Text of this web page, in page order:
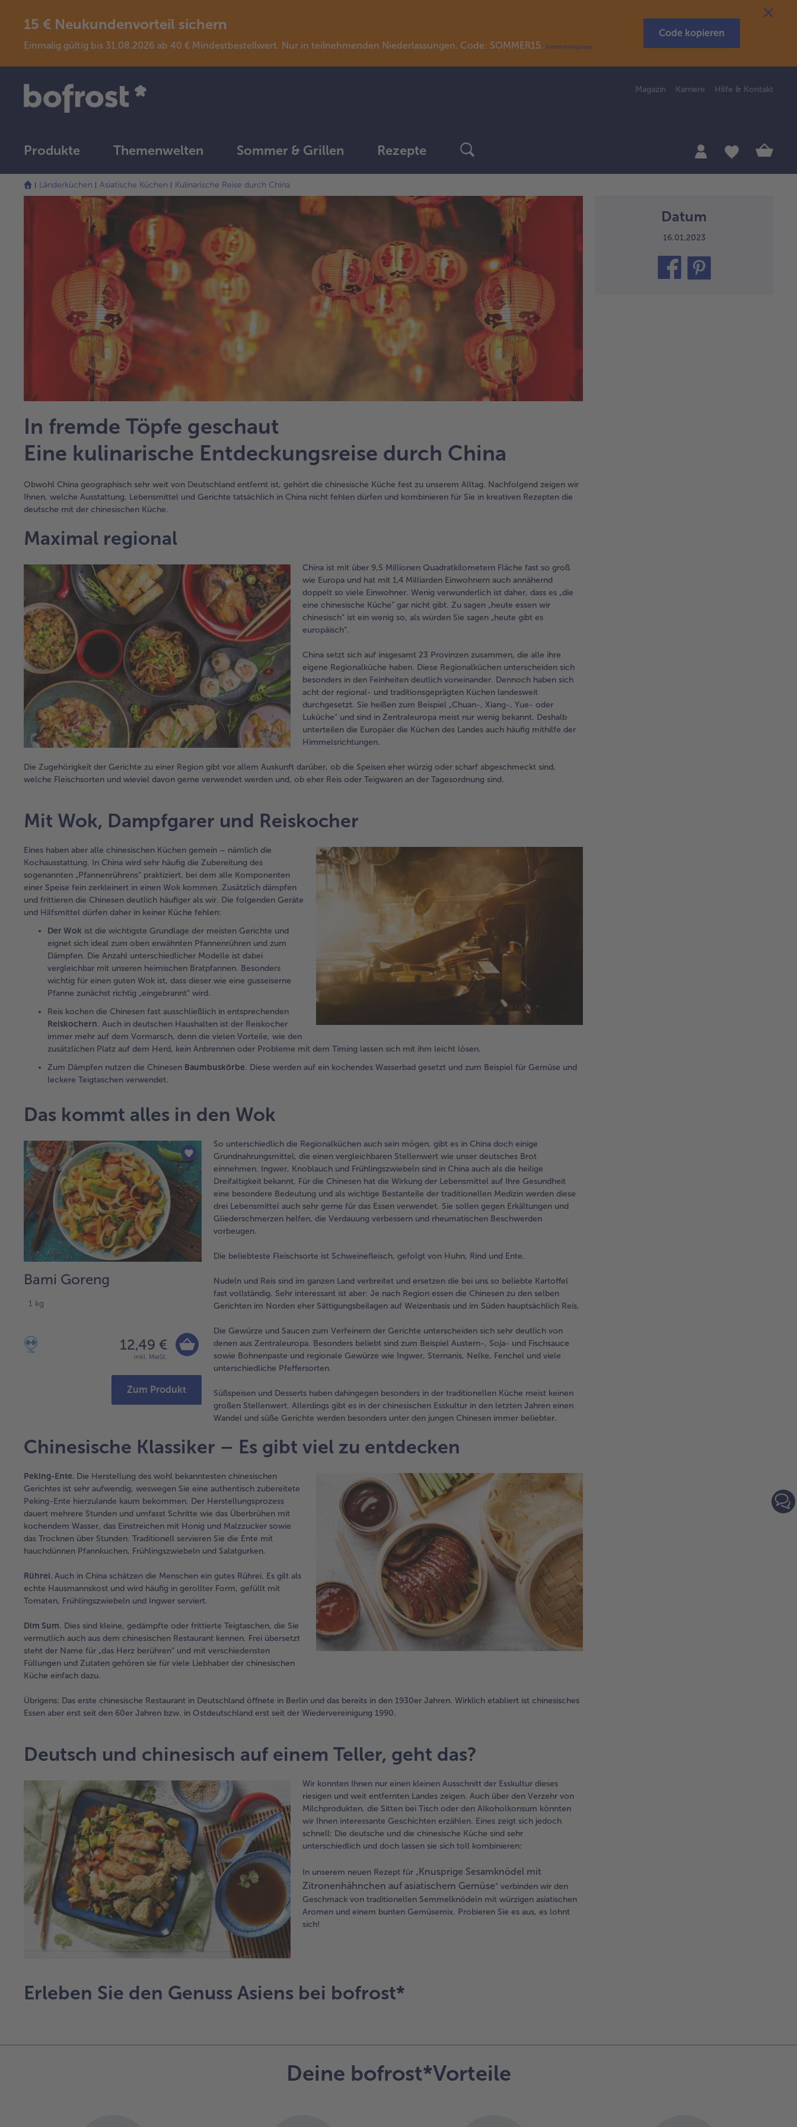
15 € Neukundenvorteil sichern
Einmalig gültig bis 31.08.2026 ab 40 € Mindestbestellwert. Nur in teilnehmenden Niederlassungen. Code: SOMMER15. Weitere Bedingungen
Code kopieren
Magazin Karriere Hilfe & Kontakt
Produkte Themenwelten Sommer & Grillen Rezepte
Länderküchen Asiatische Küchen Kulinarische Reise durch China
In fremde Töpfe geschaut
Eine kulinarische Entdeckungsreise durch China
Obwohl China geographisch sehr weit von Deutschland entfernt ist, gehört die chinesische Küche fest zu unserem Alltag. Nachfolgend zeigen wir
Ihnen, welche Ausstattung, Lebensmittel und Gerichte tatsächlich in China nicht fehlen dürfen und kombinieren für Sie in kreativen Rezepten die
deutsche mit der chinesischen Küche.
Maximal regional
China ist mit über 9,5 Millionen Quadratkilometern Fläche fast so groß
wie Europa und hat mit 1,4 Milliarden Einwohnern auch annähernd
doppelt so viele Einwohner. Wenig verwunderlich ist daher, dass es „die
eine chinesische Küche“ gar nicht gibt. Zu sagen „heute essen wir
chinesisch“ ist ein wenig so, als würden Sie sagen „heute gibt es
europäisch“.
China setzt sich auf insgesamt 23 Provinzen zusammen, die alle ihre
eigene Regionalküche haben. Diese Regionalküchen unterscheiden sich
besonders in den Feinheiten deutlich voneinander. Dennoch haben sich
acht der regional- und traditionsgeprägten Küchen landesweit
durchgesetzt. Sie heißen zum Beispiel „Chuan-, Xiang-, Yue- oder
Luküche“ und sind in Zentraleuropa meist nur wenig bekannt. Deshalb
unterteilen die Europäer die Küchen des Landes auch häufig mithilfe der
Himmelsrichtungen.
Die Zugehörigkeit der Gerichte zu einer Region gibt vor allem Auskunft darüber, ob die Speisen eher würzig oder scharf abgeschmeckt sind,
welche Fleischsorten und wieviel davon gerne verwendet werden und, ob eher Reis oder Teigwaren an der Tagesordnung sind.
Mit Wok, Dampfgarer und Reiskocher
Eines haben aber alle chinesischen Küchen gemein – nämlich die
Kochausstattung. In China wird sehr häufig die Zubereitung des
sogenannten „Pfannenrührens“ praktiziert, bei dem alle Komponenten
einer Speise fein zerkleinert in einen Wok kommen. Zusätzlich dämpfen
und frittieren die Chinesen deutlich häufiger als wir. Die folgenden Geräte
und Hilfsmittel dürfen daher in keiner Küche fehlen:
Der Wok ist die wichtigste Grundlage der meisten Gerichte und
eignet sich ideal zum oben erwähnten Pfannenrühren und zum
Dämpfen. Die Anzahl unterschiedlicher Modelle ist dabei
vergleichbar mit unseren heimischen Bratpfannen. Besonders
wichtig für einen guten Wok ist, dass dieser wie eine gusseiserne
Pfanne zunächst richtig „eingebrannt“ wird.
Reis kochen die Chinesen fast ausschließlich in entsprechenden
Reiskochern. Auch in deutschen Haushalten ist der Reiskocher
immer mehr auf dem Vormarsch, denn die vielen Vorteile, wie den
zusätzlichen Platz auf dem Herd, kein Anbrennen oder Probleme mit dem Timing lassen sich mit ihm leicht lösen.
Zum Dämpfen nutzen die Chinesen Baumbuskörbe. Diese werden auf ein kochendes Wasserbad gesetzt und zum Beispiel für Gemüse und
leckere Teigtaschen verwendet.
Das kommt alles in den Wok
Bami Goreng
1 kg
12,49 €
inkl. MwSt.
Zum Produkt
So unterschiedlich die Regionalküchen auch sein mögen, gibt es in China doch einige
Grundnahrungsmittel, die einen vergleichbaren Stellenwert wie unser deutsches Brot
einnehmen. Ingwer, Knoblauch und Frühlingszwiebeln sind in China auch als die heilige
Dreifaltigkeit bekannt. Für die Chinesen hat die Wirkung der Lebensmittel auf Ihre Gesundheit
eine besondere Bedeutung und als wichtige Bestanteile der traditionellen Medizin werden diese
drei Lebensmittel auch sehr gerne für das Essen verwendet. Sie sollen gegen Erkältungen und
Gliederschmerzen helfen, die Verdauung verbessern und rheumatischen Beschwerden
vorbeugen.
Die beliebteste Fleischsorte ist Schweinefleisch, gefolgt von Huhn, Rind und Ente.
Nudeln und Reis sind im ganzen Land verbreitet und ersetzen die bei uns so beliebte Kartoffel
fast vollständig. Sehr interessant ist aber: Je nach Region essen die Chinesen zu den selben
Gerichten im Norden eher Sättigungsbeilagen auf Weizenbasis und im Süden hauptsächlich Reis.
Die Gewürze und Saucen zum Verfeinern der Gerichte unterscheiden sich sehr deutlich von
denen aus Zentraleuropa. Besonders beliebt sind zum Beispiel Austern-, Soja- und Fischsauce
sowie Bohnenpaste und regionale Gewürze wie Ingwer, Sternanis, Nelke, Fenchel und viele
unterschiedliche Pfeffersorten.
Süßspeisen und Desserts haben dahingegen besonders in der traditionellen Küche meist keinen
großen Stellenwert. Allerdings gibt es in der chinesischen Esskultur in den letzten Jahren einen
Wandel und süße Gerichte werden besonders unter den jungen Chinesen immer beliebter.
Chinesische Klassiker – Es gibt viel zu entdecken
Peking-Ente. Die Herstellung des wohl bekanntesten chinesischen
Gerichtes ist sehr aufwendig, weswegen Sie eine authentisch zubereitete
Peking-Ente hierzulande kaum bekommen. Der Herstellungsprozess
dauert mehrere Stunden und umfasst Schritte wie das Überbrühen mit
kochendem Wasser, das Einstreichen mit Honig und Malzzucker sowie
das Trocknen über Stunden. Traditionell servieren Sie die Ente mit
hauchdünnen Pfannkuchen, Frühlingszwiebeln und Salatgurken.
Rührei. Auch in China schätzen die Menschen ein gutes Rührei. Es gilt als
echte Hausmannskost und wird häufig in gerollter Form, gefüllt mit
Tomaten, Frühlingszwiebeln und Ingwer serviert.
Dim Sum. Dies sind kleine, gedämpfte oder frittierte Teigtaschen, die Sie
vermutlich auch aus dem chinesischen Restaurant kennen. Frei übersetzt
steht der Name für „das Herz berühren“ und mit verschiedensten
Füllungen und Zutaten gehören sie für viele Liebhaber der chinesischen
Küche einfach dazu.
Übrigens: Das erste chinesische Restaurant in Deutschland öffnete in Berlin und das bereits in den 1930er Jahren. Wirklich etabliert ist chinesisches
Essen aber erst seit den 60er Jahren bzw. in Ostdeutschland erst seit der Wiedervereinigung 1990.
Deutsch und chinesisch auf einem Teller, geht das?
Wir konnten Ihnen nur einen kleinen Ausschnitt der Esskultur dieses
riesigen und weit entfernten Landes zeigen. Auch über den Verzehr von
Milchprodukten, die Sitten bei Tisch oder den Alkoholkonsum könnten
wir Ihnen interessante Geschichten erzählen. Eines zeigt sich jedoch
schnell: Die deutsche und die chinesische Küche sind sehr
unterschiedlich und doch lassen sie sich toll kombinieren:
In unserem neuen Rezept für „Knusprige Sesamknödel mit
Zitronenhähnchen auf asiatischem Gemüse“ verbinden wir den
Geschmack von traditionellen Semmelknödeln mit würzigen asiatischen
Aromen und einem bunten Gemüsemix. Probieren Sie es aus, es lohnt
sich!
Erleben Sie den Genuss Asiens bei bofrost*
Datum
16.01.2023
teilen
Deine bofrost*Vorteile